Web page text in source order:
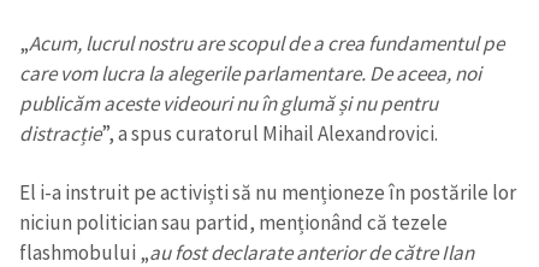
„Acum, lucrul nostru are scopul de a crea fundamentul pe
care vom lucra la alegerile parlamentare. De aceea, noi
publicăm aceste videouri nu în glumă și nu pentru
distracție”, a spus curatorul Mihail Alexandrovici.
El i-a instruit pe activiști să nu menționeze în postările lor
niciun politician sau partid, menționând că tezele
flashmobului „au fost declarate anterior de către Ilan